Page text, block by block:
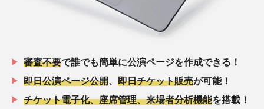
審査不要で誰でも簡単に公演ページを作成できる！
即日公演ページ公開
即日チケット販売が可能！
チケット電子化、座席管理、来場者分析機能を搭載！